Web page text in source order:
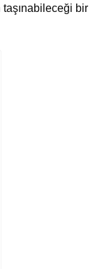
taşınabileceği bir